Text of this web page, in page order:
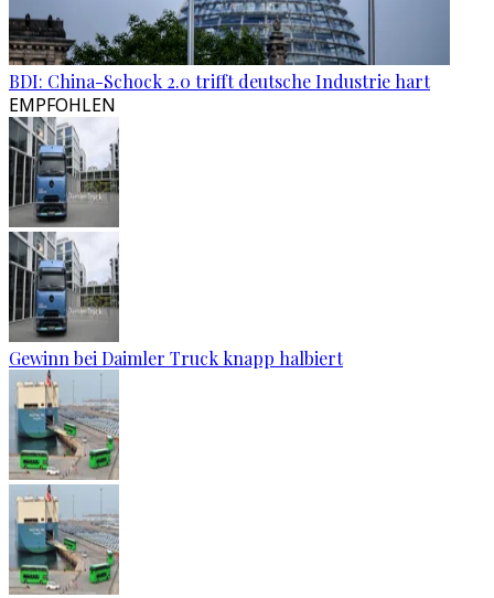
BDI: China-Schock 2.0 trifft deutsche Industrie hart
EMPFOHLEN
Gewinn bei Daimler Truck knapp halbiert